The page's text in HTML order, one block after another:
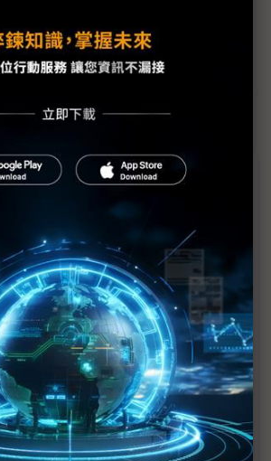
國
關鍵字追蹤」
追蹤」
熱、出貨比創高 村田示警全球AI基
憶體產能提前售罄 買家「祕而不
夠
良率達標 聯發科第2代ASIC產品
購大轉向 Elon Musk捨超微全面